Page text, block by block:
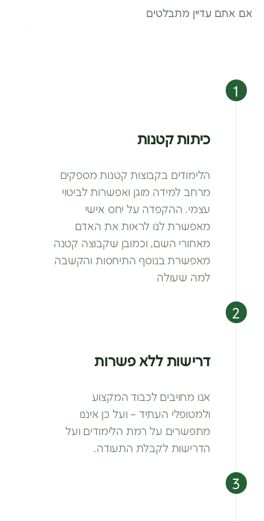
אם אתם עדיין מתבלטים
כיתות קטנות
הלימודים בקבוצות קטנות מספקים
מרחב למידה מוגן ואפשרות לביטוי
עצמי. ההקפדה על יחס אישי
מאפשרת לנו לראות את האדם
מאחורי השם, וכמובן שקבוצה קטנה
מאפשרתבנוסף התיחסות והקשבה
למה שעולה
דרישות ללא פשרות
אנו מחויבים לכבוד המקצוע
ולמטופלי העתיד – ועל כן איננו
מתפשרים על רמת הלימודים ועל
הדרישות לקבלת התעודה.